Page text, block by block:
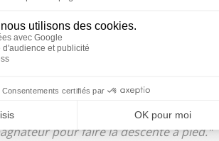
! Nous croisons les doigts pour au
Nous sortons des nouveautés
faire profiter des couchers de
pour faire la descente à pied."